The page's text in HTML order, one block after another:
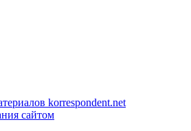
korrespondent.net
сайтом